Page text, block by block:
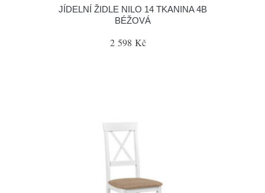
JÍDELNÍ ŽIDLE NILO 14 TKANINA 4B
BÉŽOVÁ
2 598 Kč